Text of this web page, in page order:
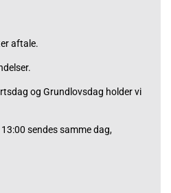
aftale.
og Grundlovsdag holder vi
sendes samme dag,